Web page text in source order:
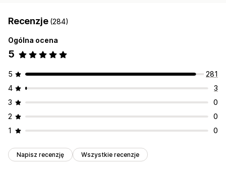
Recenzje (284)
Ogólna ocena
5
5
281
4
3
3
0
2
0
1
0
Napisz recenzję Wszystkie recenzje